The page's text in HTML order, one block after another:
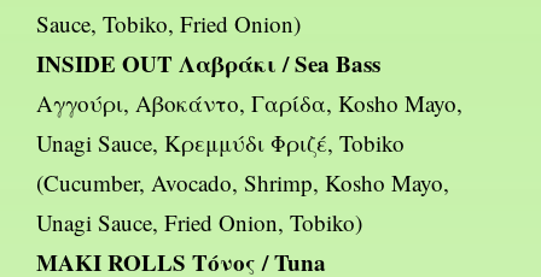
Sauce, Tobiko, Fried Onion)
INSIDE OUT Λαβράκι / Sea Bass
Αγγούρι, Αβοκάντο, Γαρίδα, Kosho Mayo,
Unagi Sauce, Κρεμμύδι Φριζέ, Tobiko
(Cucumber, Avocado, Shrimp, Kosho Mayo,
Unagi Sauce, Fried Onion, Tobiko)
MAKI ROLLS Τόνος / Tuna